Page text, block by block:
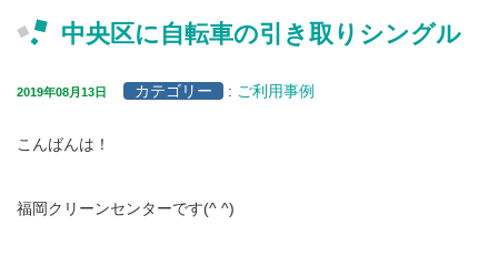
中央区に自転車の引き取りシングル
2019年08月13日 カテゴリー : ご利用事例
こんばんは！
福岡クリーンセンターです(^ ^)